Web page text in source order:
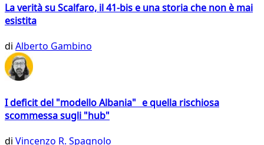
La verità su Scalfaro, il 41-bis e una storia che non è mai
esistita
di Alberto Gambino
I deficit del "modello Albania" e quella rischiosa
scommessa sugli "hub"
di Vincenzo R. Spagnolo